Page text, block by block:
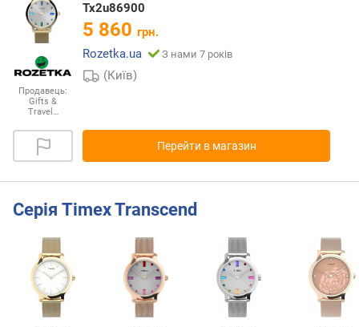
Продавець:
Gifts &
Travel…
Tx2u86900
5 860 грн.
Rozetka.ua
З нами 7 років
(Київ)
Перейти в магазин
Серія Timex Transcend